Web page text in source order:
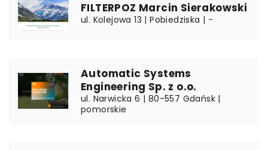
FILTERPOZ Marcin Sierakowski
ul. Kolejowa 13 | Pobiedziska | -
Automatic Systems
Engineering Sp. z o.o.
ul. Narwicka 6 | 80-557 Gdańsk |
pomorskie